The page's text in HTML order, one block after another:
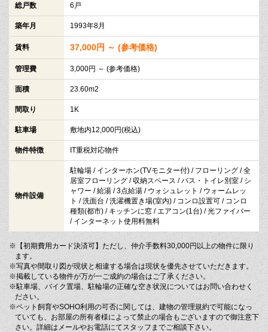
総戸数 6戸
築年月 1993年8月
賃料 37,000円 ～ (参考価格)
管理費 3,000円 ～ (参考価格)
面積 23.60m2
間取り 1K
駐車場 敷地内12,000円(税込)
物件特徴 IT重税対応物件
物件設備
駐輪場 / インターホン(TVモニター付) / フローリング / 全
居室フローリング / 収納スペース / バス・トイレ別室 / シ
ャワー / 給湯 / 3点給湯 / ウォシュレット / ウォームレッ
ト / 洗面台 / 洗濯機置き場(室内) / コンロ設置可 / コンロ
種類(都市) / キッチンに窓 / エアコン(1台) / 光ファイバー
/ インターネット使用料無料
※【初期費用カード決済可】ただし、仲介手数料30,000円以上の物件に限り
ます。
※写真や間取り図が現状と相違する場合は現状を優先させていただきます。
※掲載している物件が万が一ご成約の場合はご了承ください。
※駐車場、バイク置場、駐輪場の正確な空き状況についてはお問い合わせく
ださい。
※ペット飼育やSOHO利用の可否に関しては、建物の管理規約で可能になっ
ていても、お部屋の所有者様によって禁止の場合もございますので御注意下
さい。詳細はメールやお電話にてスタッフまでご相談下さい。